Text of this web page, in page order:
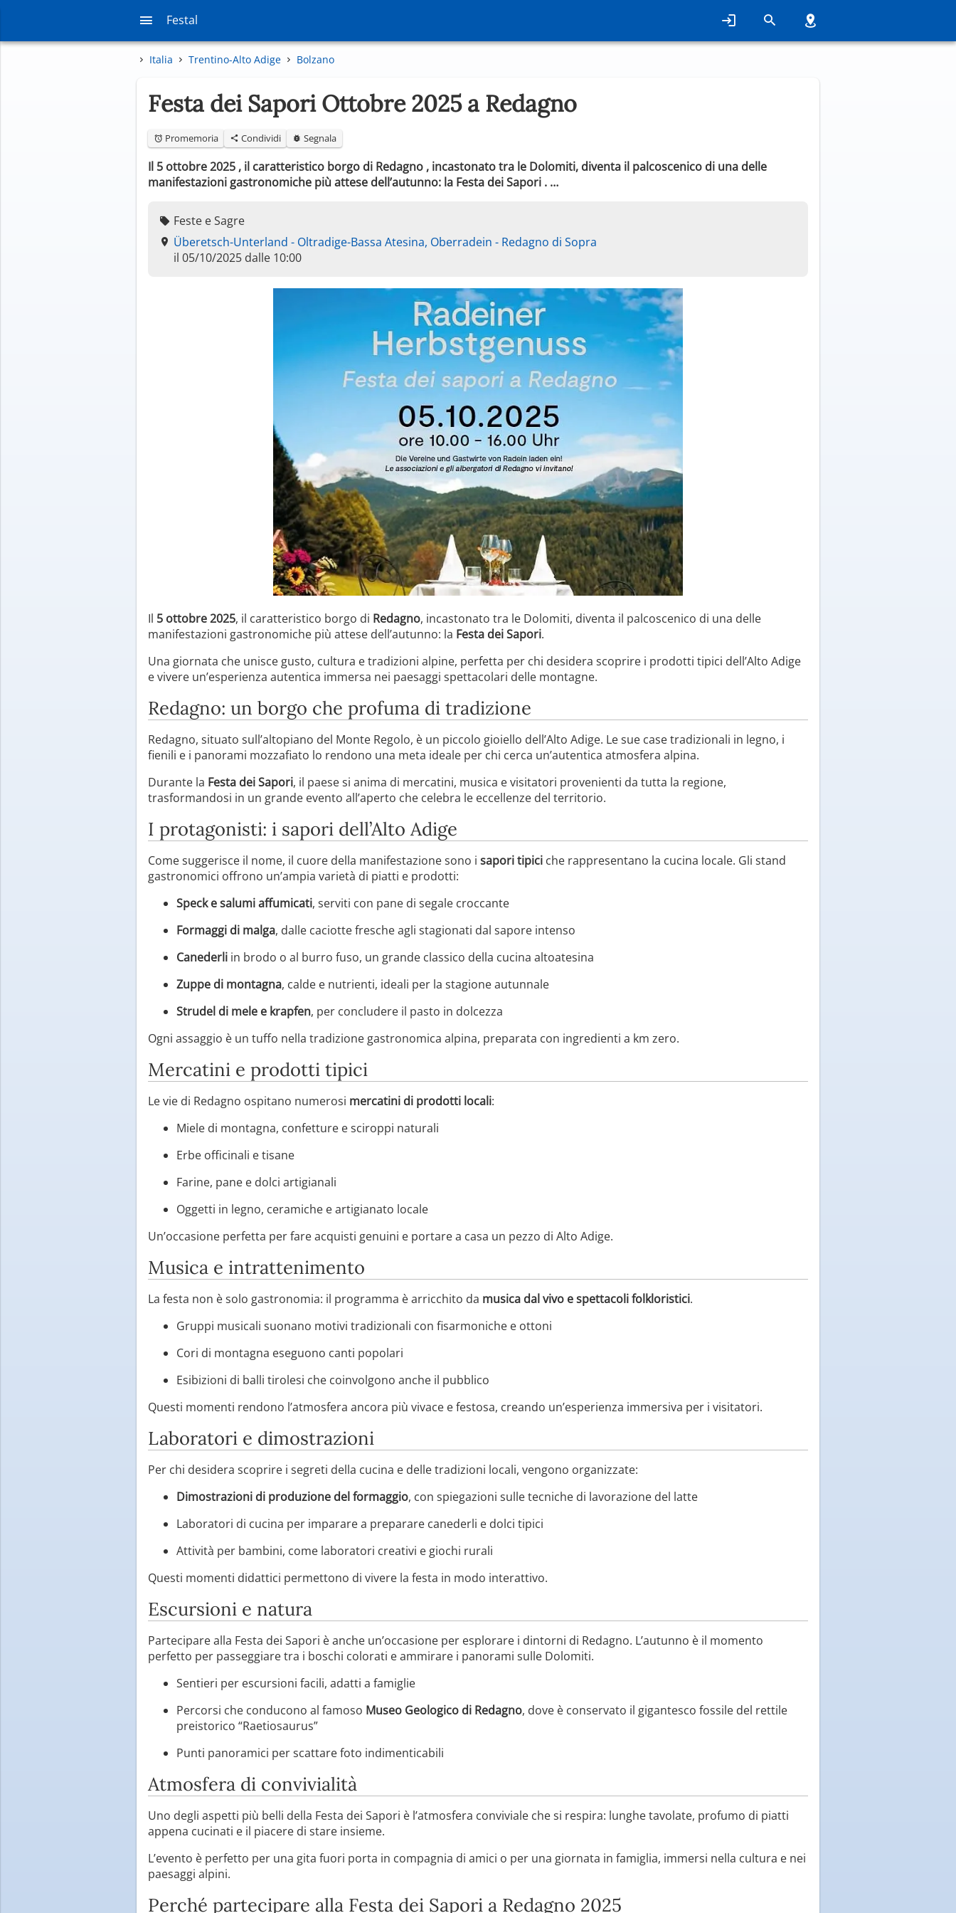
Festal
Italia Trentino-Alto Adige Bolzano
Festa dei Sapori Ottobre 2025 a Redagno
Promemoria Condividi Segnala
Il 5 ottobre 2025 , il caratteristico borgo di Redagno , incastonato tra le Dolomiti, diventa il palcoscenico di una delle
manifestazioni gastronomiche più attese dell’autunno: la Festa dei Sapori . …
Feste e Sagre
Überetsch-Unterland - Oltradige-Bassa Atesina, Oberradein - Redagno di Sopra
il 05/10/2025 dalle 10:00
Il 5 ottobre 2025, il caratteristico borgo di Redagno, incastonato tra le Dolomiti, diventa il palcoscenico di una delle
manifestazioni gastronomiche più attese dell’autunno: la Festa dei Sapori.
Una giornata che unisce gusto, cultura e tradizioni alpine, perfetta per chi desidera scoprire i prodotti tipici dell’Alto Adige
e vivere un’esperienza autentica immersa nei paesaggi spettacolari delle montagne.
Redagno: un borgo che profuma di tradizione
Redagno, situato sull’altopiano del Monte Regolo, è un piccolo gioiello dell’Alto Adige. Le sue case tradizionali in legno, i
fienili e i panorami mozzafiato lo rendono una meta ideale per chi cerca un’autentica atmosfera alpina.
Durante la Festa dei Sapori, il paese si anima di mercatini, musica e visitatori provenienti da tutta la regione,
trasformandosi in un grande evento all’aperto che celebra le eccellenze del territorio.
I protagonisti: i sapori dell’Alto Adige
Come suggerisce il nome, il cuore della manifestazione sono i sapori tipici che rappresentano la cucina locale. Gli stand
gastronomici offrono un’ampia varietà di piatti e prodotti:
Speck e salumi affumicati, serviti con pane di segale croccante
Formaggi di malga, dalle caciotte fresche agli stagionati dal sapore intenso
Canederli in brodo o al burro fuso, un grande classico della cucina altoatesina
Zuppe di montagna, calde e nutrienti, ideali per la stagione autunnale
Strudel di mele e krapfen, per concludere il pasto in dolcezza
Ogni assaggio è un tuffo nella tradizione gastronomica alpina, preparata con ingredienti a km zero.
Mercatini e prodotti tipici
Le vie di Redagno ospitano numerosi mercatini di prodotti locali:
Miele di montagna, confetture e sciroppi naturali
Erbe officinali e tisane
Farine, pane e dolci artigianali
Oggetti in legno, ceramiche e artigianato locale
Un’occasione perfetta per fare acquisti genuini e portare a casa un pezzo di Alto Adige.
Musica e intrattenimento
La festa non è solo gastronomia: il programma è arricchito da musica dal vivo e spettacoli folkloristici.
Gruppi musicali suonano motivi tradizionali con fisarmoniche e ottoni
Cori di montagna eseguono canti popolari
Esibizioni di balli tirolesi che coinvolgono anche il pubblico
Questi momenti rendono l’atmosfera ancora più vivace e festosa, creando un’esperienza immersiva per i visitatori.
Laboratori e dimostrazioni
Per chi desidera scoprire i segreti della cucina e delle tradizioni locali, vengono organizzate:
Dimostrazioni di produzione del formaggio, con spiegazioni sulle tecniche di lavorazione del latte
Laboratori di cucina per imparare a preparare canederli e dolci tipici
Attività per bambini, come laboratori creativi e giochi rurali
Questi momenti didattici permettono di vivere la festa in modo interattivo.
Escursioni e natura
Partecipare alla Festa dei Sapori è anche un’occasione per esplorare i dintorni di Redagno. L’autunno è il momento
perfetto per passeggiare tra i boschi colorati e ammirare i panorami sulle Dolomiti.
Sentieri per escursioni facili, adatti a famiglie
Percorsi che conducono al famoso Museo Geologico di Redagno, dove è conservato il gigantesco fossile del rettile
preistorico “Raetiosaurus”
Punti panoramici per scattare foto indimenticabili
Atmosfera di convivialità
Uno degli aspetti più belli della Festa dei Sapori è l’atmosfera conviviale che si respira: lunghe tavolate, profumo di piatti
appena cucinati e il piacere di stare insieme.
L’evento è perfetto per una gita fuori porta in compagnia di amici o per una giornata in famiglia, immersi nella cultura e nei
paesaggi alpini.
Perché partecipare alla Festa dei Sapori a Redagno 2025